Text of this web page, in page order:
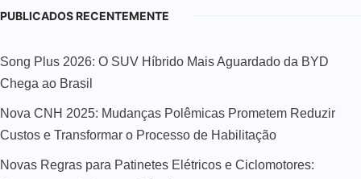
PUBLICADOS RECENTEMENTE
Song Plus 2026: O SUV Híbrido Mais Aguardado da BYD
Chega ao Brasil
Nova CNH 2025: Mudanças Polêmicas Prometem Reduzir
Custos e Transformar o Processo de Habilitação
Novas Regras para Patinetes Elétricos e Ciclomotores: